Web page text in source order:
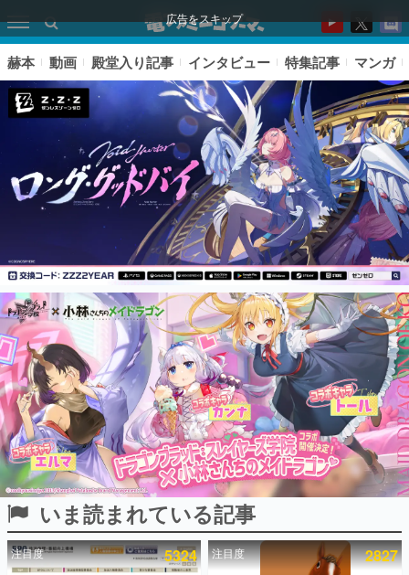
広告をスキップ
ピックアップ
電ファミのいま読まれている記事ランキング
アプリセール情報
インタビュー
連載・特集一覧
殿堂入り記事
SNS拡散数が数千以上！ ページビュー数万以上！ などな
ど。多くの人々に読まれた、電ファミ渾身の“殿堂入り”記
事をまとめました。
赫本 動画 殿堂入り記事 インタビュー 特集記事 マンガ
いま読まれている記事
注目度 5324 注目度 2827